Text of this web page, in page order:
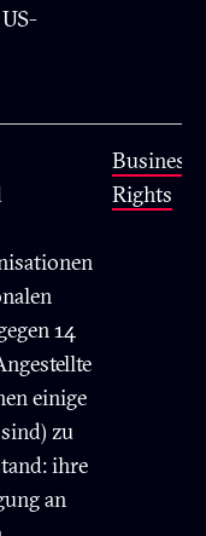
14
einige
zu
ihre
an
Business
Rights